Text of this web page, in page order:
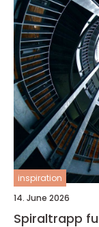
inspiration
14. June 2026
Spiraltrapp funksjon, form og fleksibilitet i